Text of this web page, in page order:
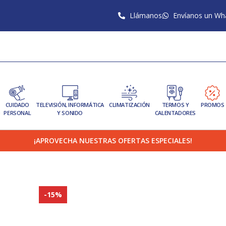
Llámanos Envíanos un
CUIDADO
PERSONAL
TELEVISIÓN, INFORMÁTICA
Y SONIDO
CLIMATIZACIÓN
TERMOS Y
CALENTADORES
PROMOS
¡APROVECHA NUESTRAS OFERTAS ESPECIALES!
-15%